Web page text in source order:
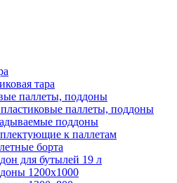
тара
паллеты, поддоны
паллеты, поддоны
поддоны
к паллетам
борта
для бутылей 19 л
1200х1000